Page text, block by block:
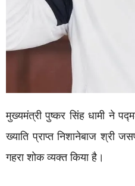
मुख्यमंत्री पुष्कर सिंह धामी ने
ख्याति प्राप्त निशानेबाज श्री
गहरा शोक व्यक्त किया है।